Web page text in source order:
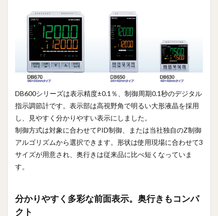
入力
と豊
富な
合わ
せの
入出
力
1.3
すぐ
制御
性
1.3.1
簡易プ
ン）
DB600シリーズは表示精度±0.1％、制御周期0.1秒のデジタル
指示調節計です。表示部は高視野角で明るい大形液晶を採用
し、見やすく分かりやすい表示にしました。
制御方式は対象に合わせてPID制御、または当社独自のZ制御
アルゴリズムから選択できます。形状は使用現場に合わせて3
サイズが用意され、奥行きは従来品に比べ短くなっていま
す。
分かりやすく多彩な前面表示。奥行きもコンパ
クト